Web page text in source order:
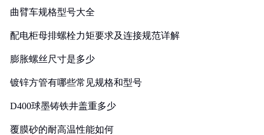
曲臂车规格型号大全
配电柜母排螺栓力矩要求及连接规范详解
膨胀螺丝尺寸是多少
镀锌方管有哪些常见规格和型号
D400球墨铸铁井盖重多少
覆膜砂的耐高温性能如何